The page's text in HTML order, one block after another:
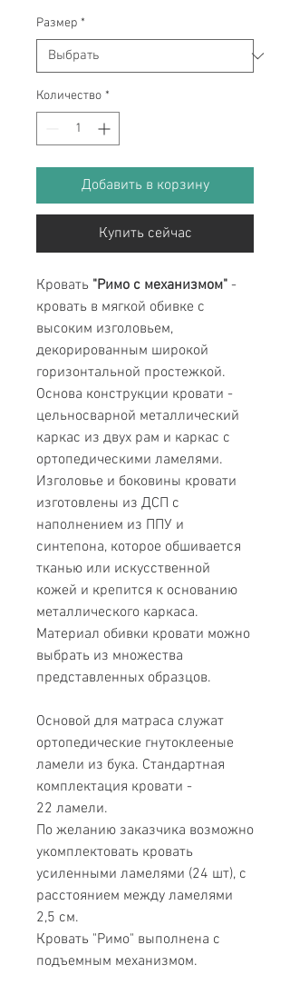
Размер *
Количество *
Добавить в корзину
Купить сейчас
Кровать "Римо с механизмом" -
кровать в мягкой обивке с
высоким изголовьем,
декорированным широкой
горизонтальной простежкой.
Основа конструкции кровати -
цельносварной металлический
каркас из двух рам и каркас с
ортопедическими ламелями.
Изголовье и боковины кровати
изготовлены из ДСП с
наполнением из ППУ и
синтепона, которое обшивается
тканью или искусственной
кожей и крепится к основанию
металлического каркаса.
Материал обивки кровати можно
выбрать из множества
представленных образцов.
Основой для матраса служат
ортопедические гнутоклееные
ламели из бука. Стандартная
комплектация кровати -
22 ламели.
По желанию заказчика возможно
укомплектовать кровать
усиленными ламелями (24 шт), с
расстоянием между ламелями
2,5 см.
Кровать "Римо" выполнена с
подъемным механизмом.